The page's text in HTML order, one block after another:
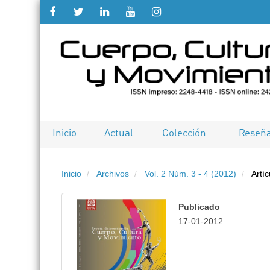
Salto
rápido
de
página
Navegación
principal
Contenido
principal
Inicio Actual Colección
Inicio Archivos Vol. 2 Núm. 3 - 4 (2012)
Publicado
17-01-2012